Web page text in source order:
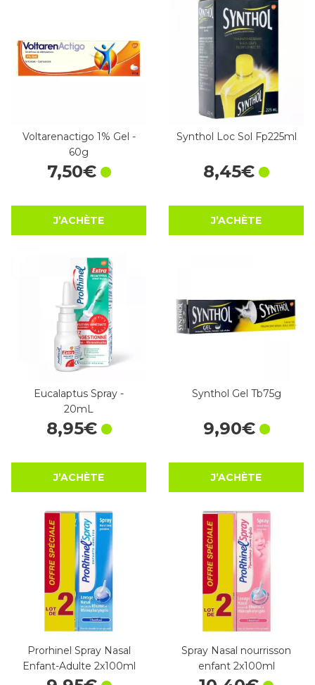
Voltarenactigo 1% Gel -
60g
7,50€
J’ACHÈTE
Synthol Loc Sol Fp225ml
8,45€
J’ACHÈTE
Eucalaptus Spray -
20mL
8,95€
J’ACHÈTE
Synthol Gel Tb75g
9,90€
J’ACHÈTE
Prorhinel Spray Nasal
Enfant-Adulte 2x100ml
Spray Nasal nourrisson
enfant 2x100ml